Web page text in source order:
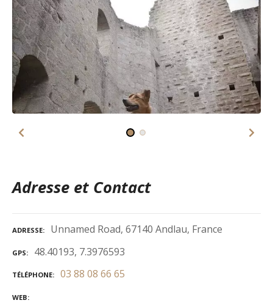
Adresse et Contact
ADRESSE Unnamed Road, 67140 Andlau, France
GPS 48.40193, 7.3976593
TÉLÉPHONE 03 88 08 66 65
WEB